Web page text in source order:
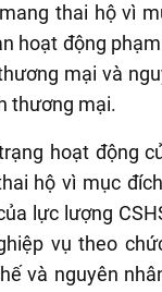
thai hộ vì
hoạt động
mại và
thương mại.
hoạt động
hộ vì mục
lực lượng
vụ theo
và nguyên